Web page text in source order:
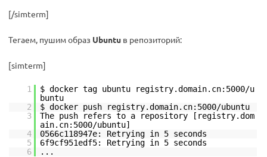
[/simterm]
Тегаем, пушим образ Ubuntu в репозиторий:
[simterm]
1
$ docker tag ubuntu registry.domain.cn:5000/u
buntu
2
$ docker push registry.domain.cn:5000/ubuntu
3
The push refers to a repository [registry.dom
ain.cn:5000/ubuntu]
4
0566c118947e: Retrying in 5 seconds
5
6f9cf951edf5: Retrying in 5 seconds
6
...